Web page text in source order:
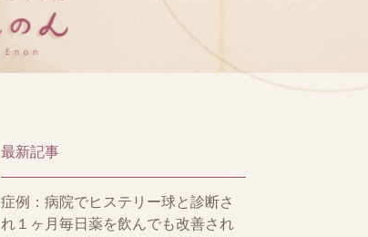
最新記事
症例：病院でヒステリー球と診断さ
れ１ヶ月毎日薬を飲んでも改善され